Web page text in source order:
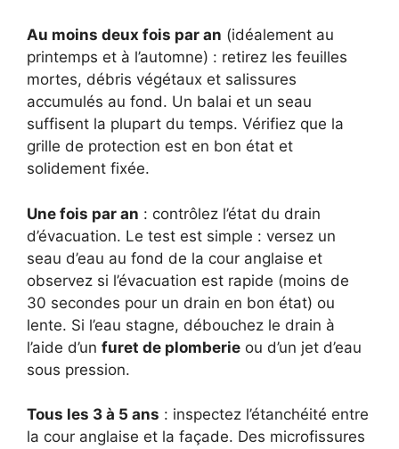
Au moins deux fois par an (idéalement au
printemps et à l’automne) : retirez les feuilles
mortes, débris végétaux et salissures
accumulés au fond. Un balai et un seau
suffisent la plupart du temps. Vérifiez que la
grille de protection est en bon état et
solidement fixée.
Une fois par an : contrôlez l’état du drain
d’évacuation. Le test est simple : versez un
seau d’eau au fond de la cour anglaise et
observez si l’évacuation est rapide (moins de
30 secondes pour un drain en bon état) ou
lente. Si l’eau stagne, débouchez le drain à
l’aide d’un furet de plomberie ou d’un jet d’eau
sous pression.
Tous les 3 à 5 ans : inspectez l’étanchéité entre
la cour anglaise et la façade. Des microfissures